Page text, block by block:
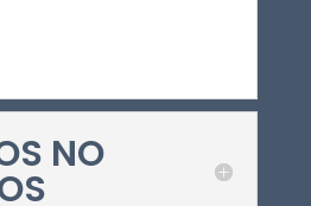
NO